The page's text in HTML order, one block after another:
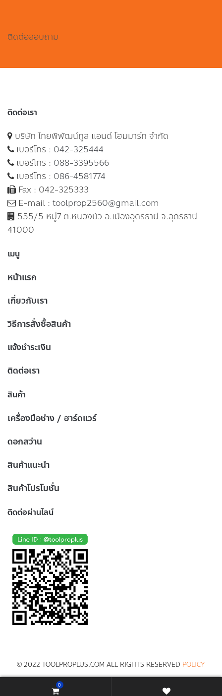
ติดต่อสอบถาม
ติดต่อเรา
บริษัท ไทยพิพัฒน์ทูล แอนด์ โฮมมาร์ท จำกัด
เบอร์โทร : 042-325444
เบอร์โทร : 088-3395566
เบอร์โทร : 086-4581774
Fax : 042-325333
E-mail : toolprop2560@gmail.com
555/5 หมู่7 ต.หนองบัว อ.เมืองอุดรธานี จ.อุดรธานี
41000
เมนู
หน้าแรก
เกี่ยวกับเรา
วิธีการสั่งซื้อสินค้า
แจ้งชำระเงิน
ติดต่อเรา
สินค้า
เครื่องมือช่าง / ฮาร์ดแวร์
ดอกสว่าน
สินค้าแนะนำ
สินค้าโปรโมชั่น
ติดต่อผ่านไลน์
© 2022 TOOLPROPLUS.COM ALL RIGHTS RESERVED POLICY
0